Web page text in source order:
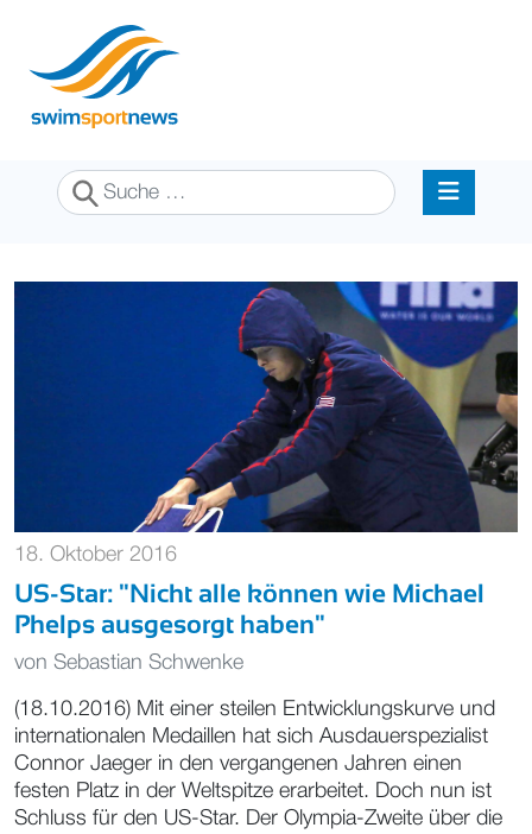
Suchen
18. Oktober 2016
US-Star: "Nicht alle können wie Michael
Phelps ausgesorgt haben"
von Sebastian Schwenke
(18.10.2016) Mit einer steilen Entwicklungskurve und
internationalen Medaillen hat sich Ausdauerspezialist
Connor Jaeger in den vergangenen Jahren einen
festen Platz in der Weltspitze erarbeitet. Doch nun ist
Schluss für den US-Star. Der Olympia-Zweite über die